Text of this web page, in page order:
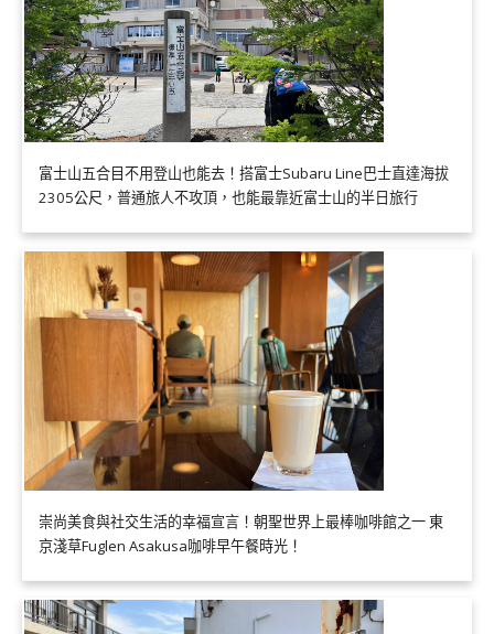
富士山五合目不用登山也能去！搭富士Subaru Line巴士直達海拔
2305公尺，普通旅人不攻頂，也能最靠近富士山的半日旅行
崇尚美食與社交生活的幸福宣言！朝聖世界上最棒咖啡館之一 東
京淺草Fuglen Asakusa咖啡早午餐時光！